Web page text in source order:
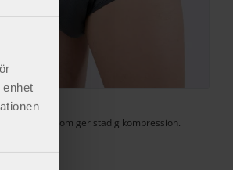
bråckbyxa som ger stadig kompression.